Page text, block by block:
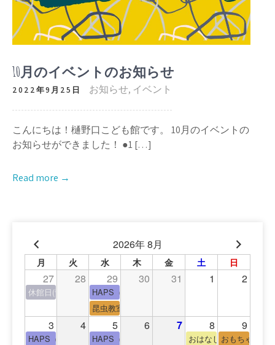
10月のイベントのお知らせ
2022年9月25日 お知らせ, イベント
こんにちは！樋野口こども館です。 10月のイベントの
お知らせができました！ ●1 […]
Read more →
2026年 8月
月 火 水 木 金 土 日
27 28 29 30 31 1 2
休館日(青少年会館休館日)HAPS（中高生タイム）
昆虫教室
3 4 5 6 7 8 9
HAPS（中高生タイム）HAPS（中高生タイム） おはなし会おもちゃの広